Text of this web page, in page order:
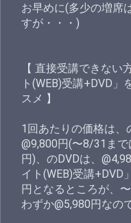
お早めに(多少の増席
すが・・・)
【 直接受講できな
ト(WEB)受講+DVD
スメ 】
1回あたりの価格は、
@9,800円(〜8/31ま
円)、のDVDは、
イト(WEB)受講+DVD
円となるところが、
わずか@5,980円なの